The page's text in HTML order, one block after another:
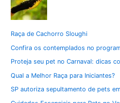
Raça de Cachorro Sloughi
Confira os contemplados no
Proteja seu pet no Carnaval: dicas
Qual a Melhor Raça para Iniciantes?
SP autoriza sepultamento de pets